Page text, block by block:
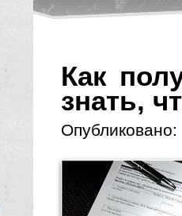
Как
знать,
Опубликовано: